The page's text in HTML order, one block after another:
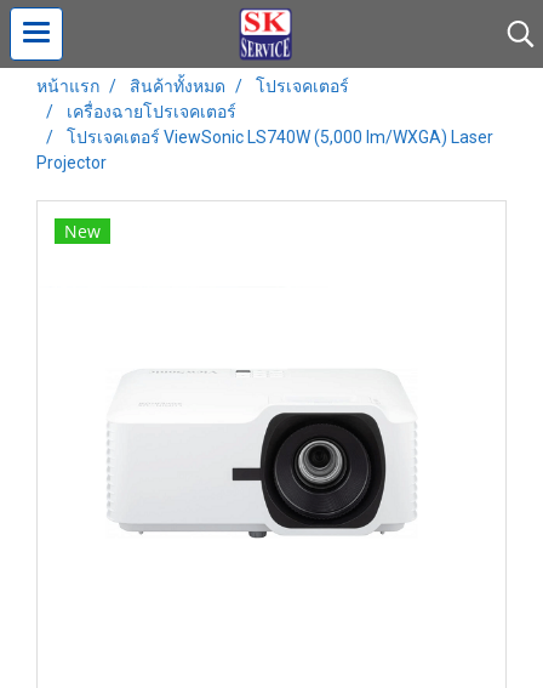
หน้าแรก สินค้าทั้งหมด
โปรเจคเตอร์
เครื่องฉายโปรเจคเตอร์
โปรเจคเตอร์ ViewSonic LS740W (5,000 lm/WXGA) Laser
Projector
New